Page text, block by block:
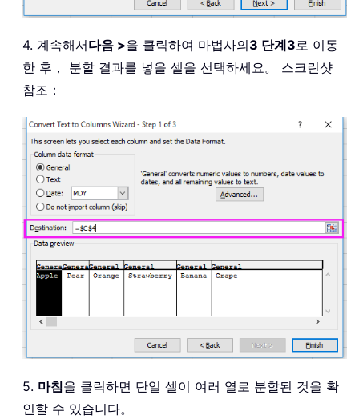
4. 계속해서다음 >을 클릭하여 마법사의3 단계3로 이동
한 후， 분할 결과를 넣을 셀을 선택하세요。 스크린샷
참조：
5. 마침을 클릭하면 단일 셀이 여러 열로 분할된 것을 확
인할 수 있습니다。